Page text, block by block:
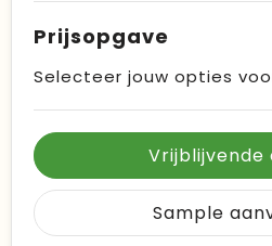
Prijsopgave
Selecteer jouw opties
Sample